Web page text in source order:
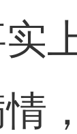
情